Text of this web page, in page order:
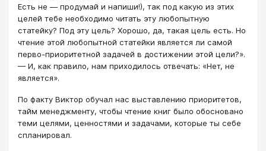
Есть не — продумай и напиши!), так под какую из этих
целей тебе необходимо читать эту любопытную
статейку? Под эту цель? Хорошо, да, такая цель есть. Но
чтение этой любопытной статейки является ли самой
перво-приоритетной задачей в достижении этой цели?».
— И, как правило, нам приходилось отвечать: «Нет, не
является».
По факту Виктор обучал нас выставлению приоритетов,
тайм менеджменту, чтобы чтение книг было обосновано
теми целями, ценностями и задачами, которые ты себе
спланировал.